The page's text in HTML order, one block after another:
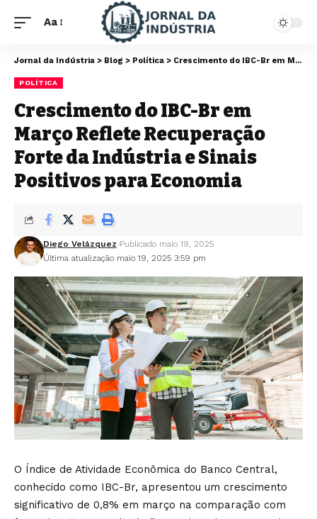
Aa
Jornal da Indústria > Blog > Política > Crescimento do IBC-Br em Março Reflete Recuperação Forte da Indústria e Sinais Positivos para Economia
POLÍTICA
Crescimento do IBC-Br em
Março Reflete Recuperação
Forte da Indústria e Sinais
Positivos para Economia
Última atualização maio 19, 2025 3:59 pm
Diego Velázquez Publicado maio 19, 2025
O Índice de Atividade Econômica do Banco Central,
conhecido como IBC-Br, apresentou um crescimento
significativo de 0,8% em março na comparação com